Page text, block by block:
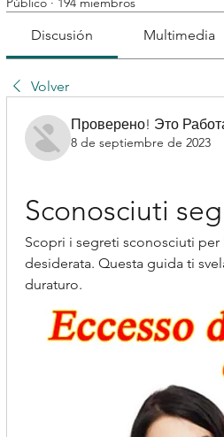
Discusión Multimedia
Volver
Проверено! Это
8 de septiembre de 2023
Sconosciuti
Scopri i segreti sconosciuti
desiderata. Questa guida ti
duraturo.